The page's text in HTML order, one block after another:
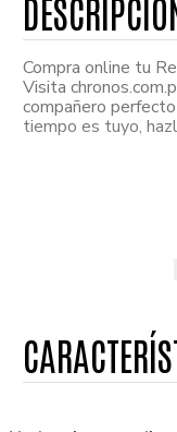
Compra online tu
Visita
compañero
tiempo es tuyo,